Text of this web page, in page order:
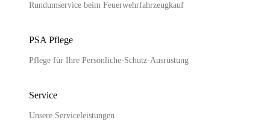
Rundumservice beim Feuerwehrfahrzeugkauf
PSA Pflege
Pflege für Ihre Persönliche-Schutz-Ausrüstung
Service
Unsere Serviceleistungen